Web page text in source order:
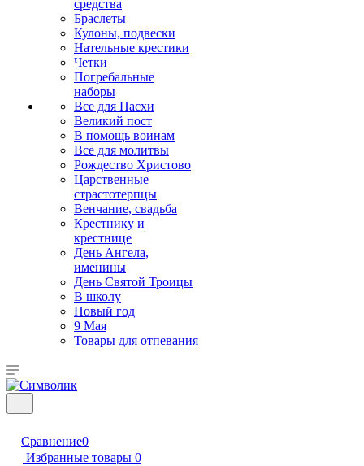
средства
Браслеты
Кулоны, подвески
Нательные крестики
Четки
Погребальные
наборы
Все для Пасхи
Великий пост
В помощь воинам
Все для молитвы
Рождество Христово
Царственные
страстотерпцы
Венчание, свадьба
Крестнику и
крестнице
День Ангела,
именины
День Святой Троицы
В школу
Новый год
9 Мая
Товары для отпевания
Сравнение0
Избранные товары 0